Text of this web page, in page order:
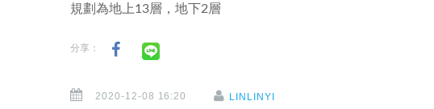
規劃為地上13層，地下2層
分享：
2020-12-08 16:20 LINLINYI